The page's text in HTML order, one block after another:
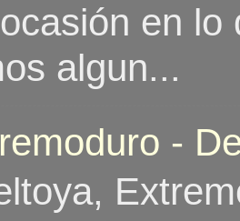
en
algun...
-